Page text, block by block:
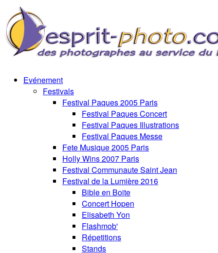
Evénement
Festivals
Festival Paques 2005 Paris
Festival Paques Concert
Festival Paques Illustrations
Festival Paques Messe
Fete Musique 2005 Paris
Holly Wins 2007 Paris
Festival Communaute Saint Jean
Festival de la Lumière 2016
Bible en Boite
Concert Hopen
Elisabeth Yon
Flashmob'
Répetitions
Stands